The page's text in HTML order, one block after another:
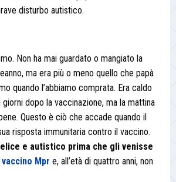
disturbo autistico.
Non ha mai guardato o mangiato la
ma era più o meno quello che papà
quando l’abbiamo comprata. Era caldo
dopo la vaccinazione, ma la mattina
Questo è ciò che accade quando il
risposta immunitaria contro il vaccino.
e autistico prima che gli venisse
vaccino Mpr e, all’età di quattro anni, non